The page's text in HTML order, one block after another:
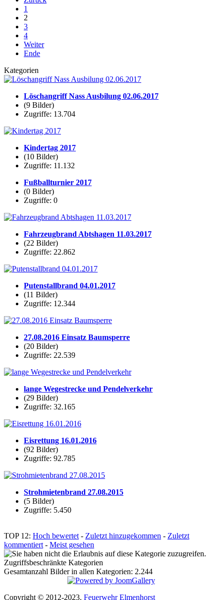
1
2
3
4
Weiter
Ende
Kategorien
Löschangriff Nass Ausbilung 02.06.2017
(9 Bilder)
Zugriffe: 13.704
Kindertag 2017
(10 Bilder)
Zugriffe: 11.132
Fußballturnier 2017
(0 Bilder)
Zugriffe: 0
Fahrzeugbrand Abtshagen 11.03.2017
(22 Bilder)
Zugriffe: 22.862
Putenstallbrand 04.01.2017
(11 Bilder)
Zugriffe: 12.344
27.08.2016 Einsatz Baumsperre
(20 Bilder)
Zugriffe: 22.539
lange Wegestrecke und Pendelverkehr
(29 Bilder)
Zugriffe: 32.165
Eisrettung 16.01.2016
(92 Bilder)
Zugriffe: 92.785
Strohmietenbrand 27.08.2015
(5 Bilder)
Zugriffe: 5.450
TOP 12: Hoch bewertet - Zuletzt hinzugekommen - Zuletzt
kommentiert - Meist gesehen
Zugriffsbeschränkte Kategorien
Gesamtanzahl Bilder in allen Kategorien: 2.244
Copyright © 2012-2023. Feuerwehr Elmenhorst